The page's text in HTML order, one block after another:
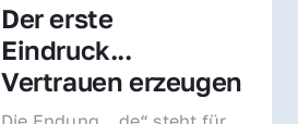
Der erste
Eindruck...
Vertrauen erzeugen